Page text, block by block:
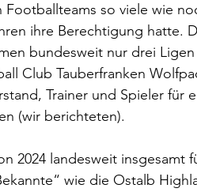
Footballteams so viele wie
ihre Berechtigung hatte.
bundesweit nur drei
Club Tauberfranken
Trainer und Spieler für
(wir berichteten).
2024 landesweit insgesamt
wie die Ostalb